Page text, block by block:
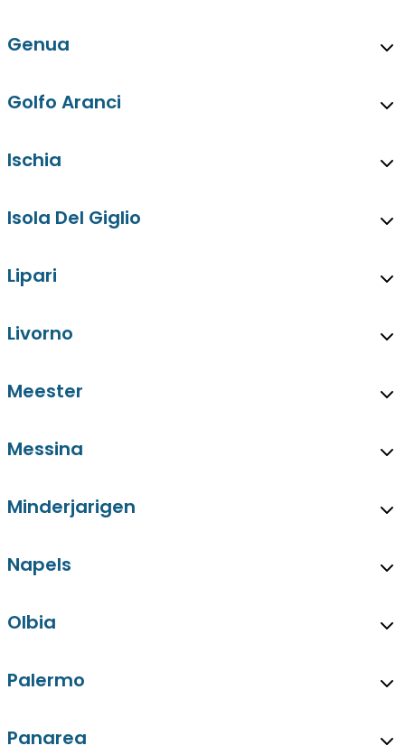
Genua
Golfo Aranci
Ischia
Isola Del Giglio
Lipari
Livorno
Meester
Messina
Minderjarigen
Napels
Olbia
Palermo
Panarea